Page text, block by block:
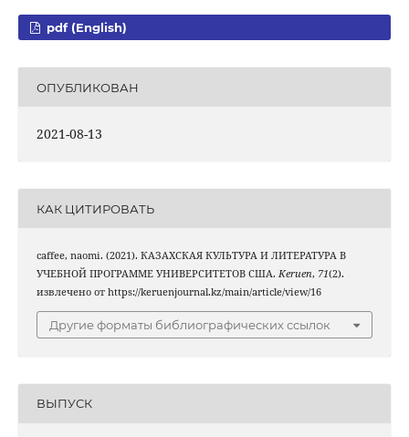
pdf (English)
ОПУБЛИКОВАН
2021-08-13
КАК ЦИТИРОВАТЬ
caffee, naomi. (2021). КАЗАХСКАЯ КУЛЬТУРА И ЛИТЕРАТУРА В
УЧЕБНОЙ ПРОГРАММЕ УНИВЕРСИТЕТОВ США. Keruen, 71(2).
извлечено от https://keruenjournal.kz/main/article/view/16
Другие форматы библиографических ссылок
ВЫПУСК